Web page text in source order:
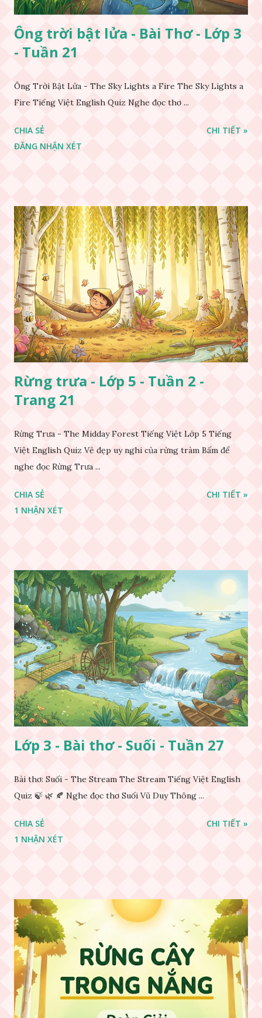
Ông trời bật lửa - Bài Thơ - Lớp 3
- Tuần 21
Ông Trời Bật Lửa - The Sky Lights a Fire The Sky Lights a
Fire Tiếng Việt English Quiz Nghe đọc thơ ...
CHIA SẺ
ĐĂNG NHẬN XÉT
CHI TIẾT »
Rừng trưa - Lớp 5 - Tuần 2 -
Trang 21
Rừng Trưa - The Midday Forest Tiếng Việt Lớp 5 Tiếng
Việt English Quiz Vẻ đẹp uy nghi của rừng tràm Bấm để
nghe đọc Rừng Trưa ...
CHIA SẺ
1 NHẬN XÉT
CHI TIẾT »
Lớp 3 - Bài thơ - Suối - Tuần 27
Bài thơ: Suối - The Stream The Stream Tiếng Việt English
Quiz 🍃 🌿 🍂 Nghe đọc thơ Suối Vũ Duy Thông ...
CHIA SẺ
1 NHẬN XÉT
CHI TIẾT »